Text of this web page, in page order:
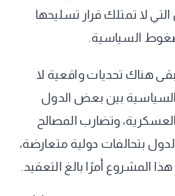
التي لا تمتلك قرار تسليحها
السياسية.
هناك تحديات واقعية لا
السياسية بين بعض الدول
العسكرية، وتضارب المصالح
بتحالفات دولية متعارضة،
المشروع أمرًا بالغ التعقيد.